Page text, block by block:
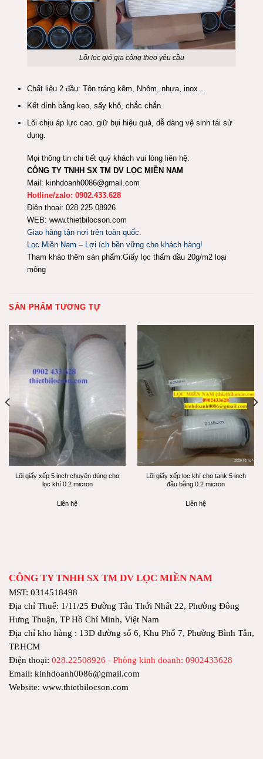
Lõi lọc gió gia công theo yêu cầu
Chất liệu 2 đầu: Tôn tráng kẽm, Nhôm, nhựa, inox…
Kết dính bằng keo, sấy khô, chắc chắn.
Lõi chịu áp lực cao, giữ bụi hiệu quả, dễ dàng vệ sinh tái sử
dụng.
Mọi thông tin chi tiết quý khách vui lòng liên hệ:
CÔNG TY TNHH SX TM DV LỌC MIỀN NAM
Mail: kinhdoanh0086@gmail.com
Hotline/zalo: 0902.433.628
Điện thoại: 028 225 08926
WEB: www.thietbilocson.com
Giao hàng tận nơi trên toàn quốc.
Lọc Miền Nam – Lợi ích bền vững cho khách hàng!
Tham khảo thêm sản phẩm:Giấy lọc thấm dầu 20g/m2 loại
mỏng
SẢN PHẨM TƯƠNG TỰ
Lõi giấy xếp 5 inch chuyên dùng cho
lọc khí 0.2 micron
Liên hệ
Lõi giấy xếp lọc khí cho tank 5 inch
đầu bằng 0.2 micron
Liên hệ
CÔNG TY TNHH SX TM DV LỌC MIỀN NAM
MST: 0314518498
Địa chỉ Thuế: 1/11/25 Đường Tân Thới Nhất 22, Phường Đông
Hưng Thuận, TP Hồ Chí Minh, Việt Nam
Địa chỉ kho hàng : 13D đường số 6, Khu Phố 7, Phường Bình Tân,
TP.HCM
Điện thoại: 028.22508926 - Phòng kinh doanh: 0902433628
Email: kinhdoanh0086@gmail.com
Website: www.thietbilocson.com